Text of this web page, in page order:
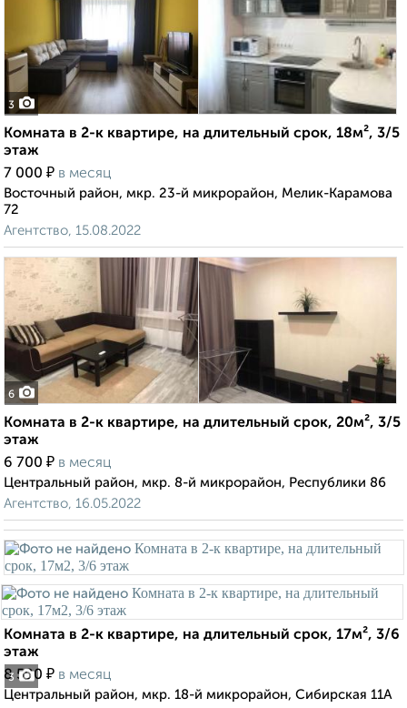
3
Комната в 2-к квартире, на длительный срок, 18м², 3/5
этаж
7 000 ₽ в месяц
Восточный район, мкр. 23-й микрорайон, Мелик-Карамова
72
Агентство, 15.08.2022
6
Комната в 2-к квартире, на длительный срок, 20м², 3/5
этаж
6 700 ₽ в месяц
Центральный район, мкр. 8-й микрорайон, Республики 86
Агентство, 16.05.2022
3
Комната в 2-к квартире, на длительный срок, 17м², 3/6
этаж
8 500 ₽ в месяц
Центральный район, мкр. 18-й микрорайон, Сибирская 11А